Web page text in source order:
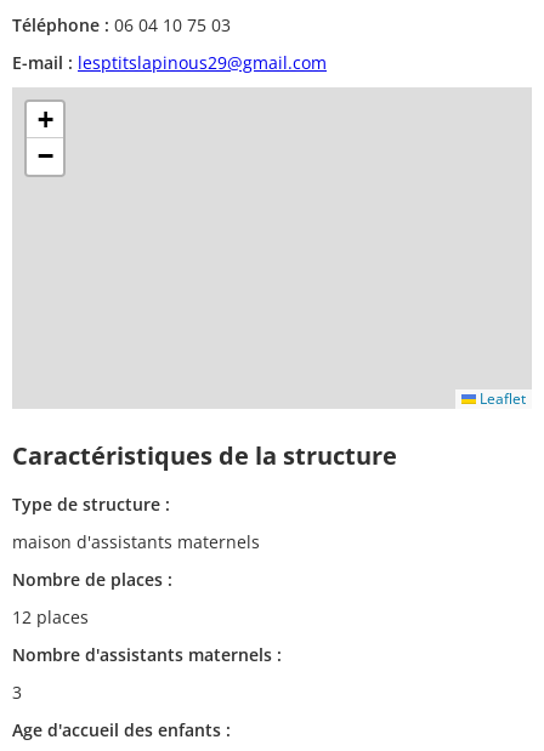
Téléphone : 06 04 10 75 03
E-mail : lesptitslapinous29@gmail.com
+
−
Leaflet
Caractéristiques de la structure
Type de structure :
maison d'assistants maternels
Nombre de places :
12 places
Nombre d'assistants maternels :
3
Age d'accueil des enfants :